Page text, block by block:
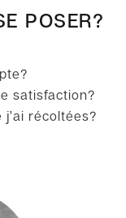
POSER?
satisfaction?
récoltées?